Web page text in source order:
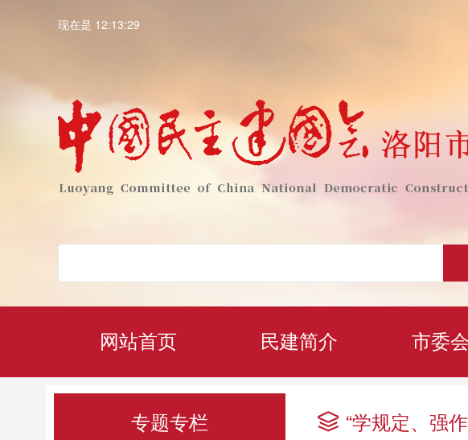
现在是 12:13:30
网站首页 民建简介 市委
专题专栏 “学规定、强